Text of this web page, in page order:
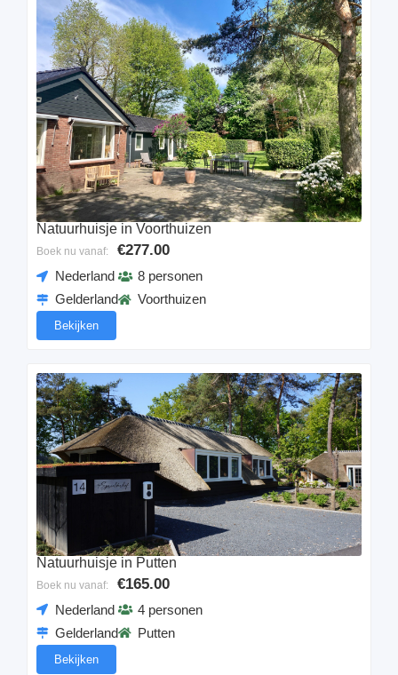
Natuurhuisje in Voorthuizen
Boek nu vanaf: €277.00
Nederland
Gelderland
8 personen
Voorthuizen
Bekijken
Natuurhuisje in Putten
Boek nu vanaf: €165.00
Nederland
Gelderland
4 personen
Putten
Bekijken